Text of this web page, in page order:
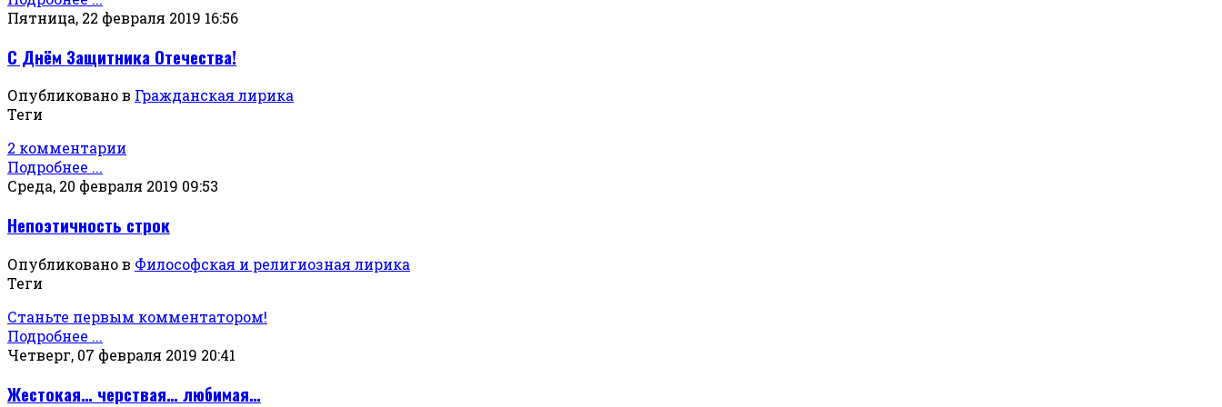
Пятница, 22 февраля 2019 16:56
С Днём Защитника Отечества!
Опубликовано в Гражданская лирика
Теги
2 комментарии
Подробнее ...
Среда, 20 февраля 2019 09:53
Непоэтичность строк
Опубликовано в Философская и религиозная лирика
Теги
Станьте первым комментатором!
Подробнее ...
Четверг, 07 февраля 2019 20:41
Жестокая… черствая… любимая…